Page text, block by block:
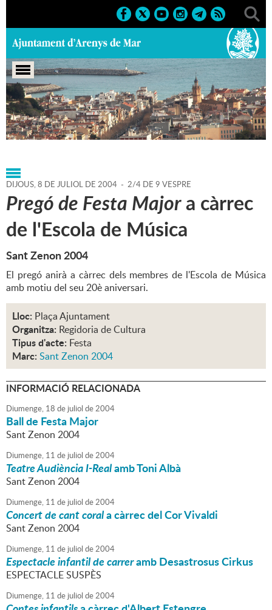
Portada > Agenda > 08-07-
2004 > Marcs > Festes > 2004 > Sant Zenon 2004
DIJOUS,8 DE JULIOL DE 2004 - 2/4 DE 9 VESPRE
Pregó de Festa Majora càrrec
de l'Escola de Música
Sant Zenon 2004
El pregó anirà a càrrec dels membres de l'Escola de Música
amb motiu del seu 20è aniversari.
Lloc: Plaça Ajuntament
Organitza: Regidoria de Cultura
Tipus d'acte: Festa
Marc: Sant Zenon 2004
INFORMACIÓ RELACIONADA
Diumenge, 18 de juliol de2004
Ball de Festa Major
Sant Zenon 2004
Diumenge, 11 de juliol de2004
Teatre Audiència I-Realamb Toni Albà
Sant Zenon 2004
Diumenge, 11 de juliol de2004
Concert de cant corala càrrec del Cor Vivaldi
Sant Zenon 2004
Diumenge, 11 de juliol de2004
Espectacle infantil de carreramb Desastrosus Cirkus
ESPECTACLE SUSPÈS
Diumenge, 11 de juliol de2004